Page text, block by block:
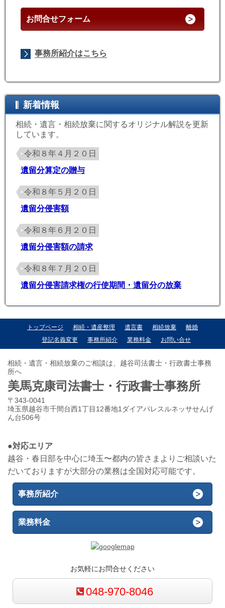
お問合せフォーム
事務所紹介はこちら
新着情報
相続・遺言・相続放棄に関するオリジナル解説を更新
しています。
令和８年４月２０日
遺留分算定の贈与
令和８年５月２０日
遺留分侵害額
令和８年６月２０日
遺留分侵害額の請求
令和８年７月２０日
遺留分侵害請求権の行使期間・遺留分の放棄
トップページ 相続・遺産整理 遺言書 相続放棄
離婚
登記名義変更
事務所紹介 業務料金 お問い合せ
相続・遺言・相続放棄のご相談は、越谷司法書士・行政書士事務
所へ
美馬克康司法書士・行政書士事務所
〒343-0041
埼玉県越谷市千間台西1丁目12番地1ダイアパレスルネッサせんげ
ん台506号
●対応エリア
越谷・春日部を中心に埼玉〜都内の皆さまよりご相談いた
だいておりますが大部分の業務は全国対応可能です。
事務所紹介
業務料金
お気軽にお問合せください
048-970-8046